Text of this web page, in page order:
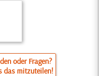
oder Fragen?
das mitzuteilen!